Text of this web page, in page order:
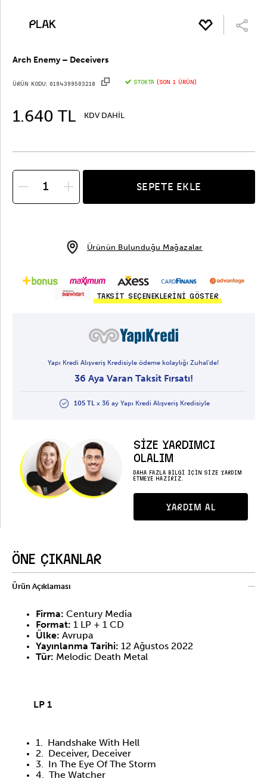
Arch Enemy – Deceivers
ÜRÜN KODU: 0194399503218 STOKTA (Son 1 ürün)
1.640 TL KDV DAHİL
SEPETE EKLE
Ürünün Bulunduğu Mağazalar
TAKSİT SEÇENEKLERİNİ GÖSTER
Yapı Kredi Alışveriş Kredisiyle ödeme kolaylığı Zuhal'de!
36 Aya Varan Taksit Fırsatı!
105 TLx 36 ay Yapı Kredi Alışveriş Kredisiyle
SİZE YARDIMCI
OLALIM
DAHA FAZLA BİLGİ İÇİN SİZE YARDIM
ETMEYE HAZIRIZ.
YARDIM AL
ÖNE ÇIKANLAR
Ürün Açıklaması
Firma: Century Media
Format: 1 LP + 1 CD
Ülke: Avrupa
Yayınlanma Tarihi: 12 Ağustos 2022
Tür: Melodic Death Metal
LP 1
1. Handshake With Hell
2. Deceiver, Deceiver
3. In The Eye Of The Storm
4. The Watcher